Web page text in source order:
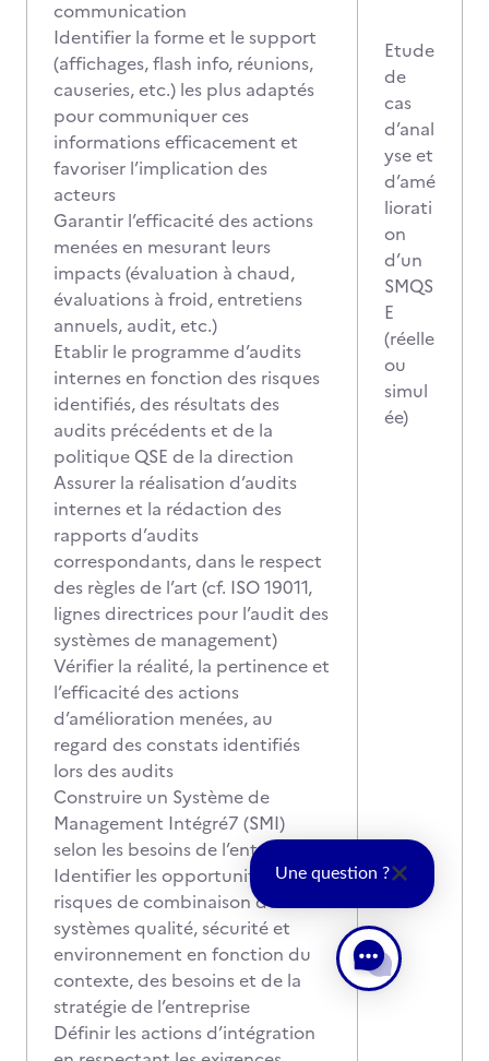
communication
Identifier la forme et le support
(affichages, flash info, réunions,
causeries, etc.) les plus adaptés
pour communiquer ces
informations efficacement et
favoriser l’implication des
acteurs
Garantir l’efficacité des actions
menées en mesurant leurs
impacts (évaluation à chaud,
évaluations à froid, entretiens
annuels, audit, etc.)
Etablir le programme d’audits
internes en fonction des risques
identifiés, des résultats des
audits précédents et de la
politique QSE de la direction
Assurer la réalisation d’audits
internes et la rédaction des
rapports d’audits
correspondants, dans le respect
des règles de l’art (cf. ISO 19011,
lignes directrices pour l’audit des
systèmes de management)
Vérifier la réalité, la pertinence et
l’efficacité des actions
d’amélioration menées, au
regard des constats identifiés
lors des audits
Construire un Système de
Management Intégré7 (SMI)
selon les besoins de l’entreprise
Identifier les opportunités et les
risques de combinaison des
systèmes qualité, sécurité et
environnement en fonction du
contexte, des besoins et de la
stratégie de l’entreprise
Définir les actions d’intégration
Etude
de
cas
d’anal
yse et
d’amé
liorati
on
d’un
SMQS
E
(réelle
ou
simul
ée)
Une question ?